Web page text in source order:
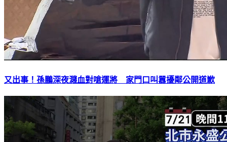
又出事！孫鵬深夜濺血對嗆運將 家門口叫囂擾鄰公開道歉